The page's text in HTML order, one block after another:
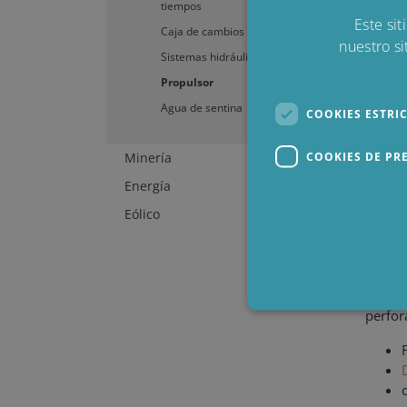
tiempos
Caja de cambios
Sistemas hidráulicos
Propulsor
Agua de sentina
Minería
Energía
Eólico
de
Este
nuestro
COOKIES
COOKIES DE
Cookies
Las cookies estrictamente
cuentas. El sitio web no